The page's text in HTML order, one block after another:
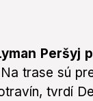
Peršyj
Na trase sú
tvrdí